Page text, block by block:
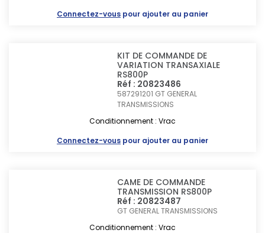
Connectez-vous pour ajouter au panier
KIT DE COMMANDE DE
VARIATION TRANSAXIALE
RS800P
Réf : 20823486
587291201 GT GENERAL
TRANSMISSIONS
Conditionnement : Vrac
Connectez-vous pour ajouter au panier
CAME DE COMMANDE
TRANSMISSION RS800P
Réf : 20823487
GT GENERAL TRANSMISSIONS
Conditionnement : Vrac